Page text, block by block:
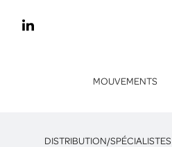
MOUVEMENTS
DISTRIBUTION/SPÉCIALISTES